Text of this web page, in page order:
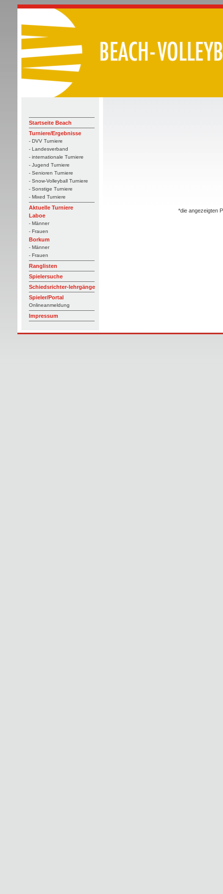
Startseite Beach
Turniere/Ergebnisse
- DVV Turniere
- Landesverband
- internationale Turniere
- Jugend Turniere
- Senioren Turniere
- Snow-Volleyball Turniere
- Sonstige Turniere
- Mixed Turniere
Aktuelle Turniere
Laboe
- Männer
- Frauen
Borkum
- Männer
- Frauen
Ranglisten
Spielersuche
Schiedsrichter-lehrgänge
Spieler/Portal
Onlineanmeldung
Impressum
*die angezeigten